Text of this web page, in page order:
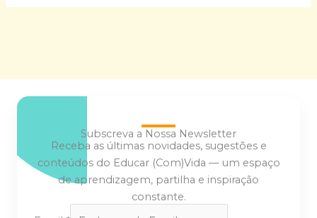
Subscreva a Nossa Newsletter
Receba as últimas novidades, sugestões e
conteúdos do Educar (Com)Vida — um espaço
de aprendizagem, partilha e inspiração
constante.